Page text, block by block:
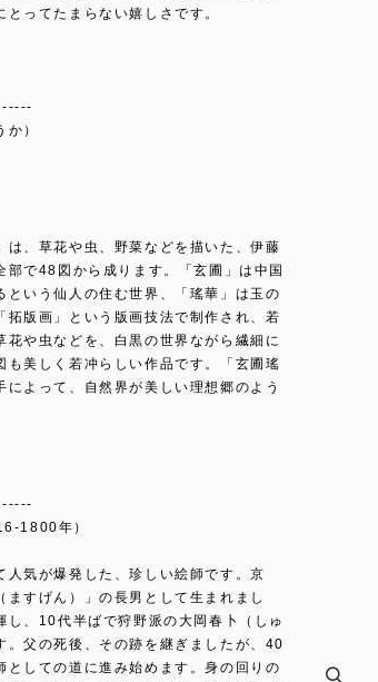
ってたまらない嬉しさです。
）
は、草花や虫、野菜などを描いた、伊藤
部で48図から成ります。「玄圃」は中国
という仙人の住む世界、「瑤華」は玉の
拓版画」という版画技法で制作され、若
花や虫などを、白黒の世界ながら繊細に
も美しく若冲らしい作品です。「玄圃瑤
よって、自然界が美しい理想郷のよう
1800年）
人気が爆発した、珍しい絵師です。京
すげん）」の長男として生まれまし
し、10代半ばで狩野派の大岡春卜（しゅ
。父の死後、その跡を継ぎましたが、40
としての道に進み始めます。身の回りの